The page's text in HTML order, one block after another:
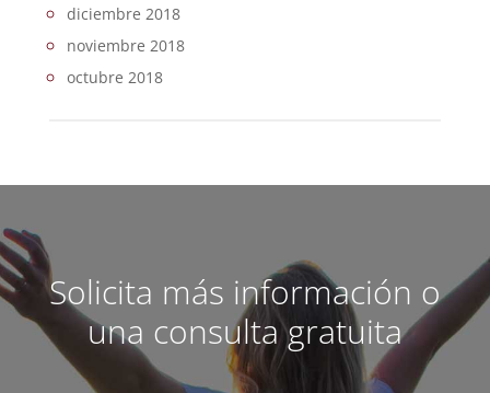
diciembre 2018
noviembre 2018
octubre 2018
Solicita más información o
una consulta gratuita